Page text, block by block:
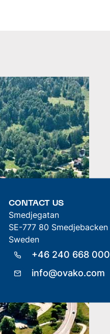
CONTACT US
Smedjegatan
SE-777 80 Smedjebacken
Sweden
+46 240 668 000
info@ovako.com